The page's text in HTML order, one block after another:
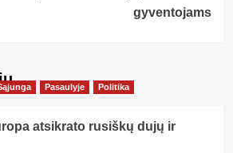
gyventojams
Pasaulyje Politika
atsikrato rusiškų dujų ir